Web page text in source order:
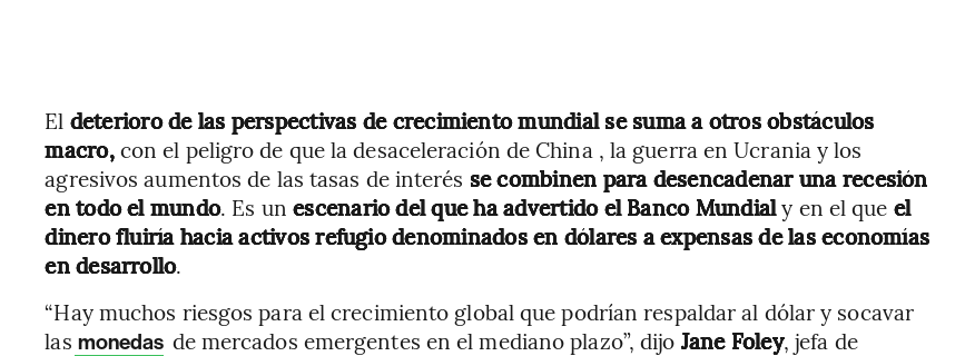
El deterioro de las perspectivas de crecimiento mundial se suma a otros obstáculos
macro,con el peligro de que la desaceleración de China , la guerra en Ucrania y los
agresivos aumentos de las tasas de interés se combinen para desencadenar una recesión
en todo el mundo. Es un escenario del que ha advertido el Banco Mundialy en el que el
dinero fluiría hacia activos refugio denominados en dólares a expensas de las economías
en desarrollo.
“Hay muchos riesgos para el crecimiento global que podrían respaldar al dólar y socavar
las monedas de mercados emergentes en el mediano plazo”, dijo Jane Foley, jefa de